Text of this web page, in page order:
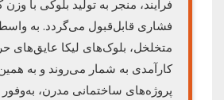
فرایند، منجر به تولید بلوکی با
فشاری قابل‌قبول می‌گردد. به
متخلخل، بلوک‌های لیکا عایق‌های
کارآمدی به شمار می‌روند و به
پروژه‌های ساختمانی مدرن،